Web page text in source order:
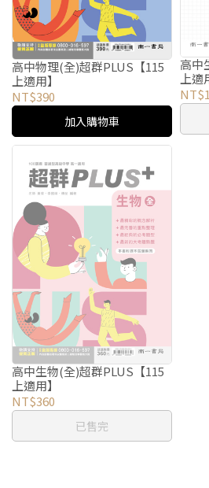
高中物理(全)超群PLUS【115
上適用】
NT$390
加入購物車
高中
上適
高中生物(全)超群PLUS【115
上適用】
NT$360
已售完